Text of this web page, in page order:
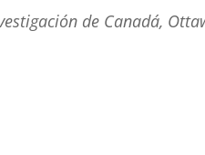
de Canadá,